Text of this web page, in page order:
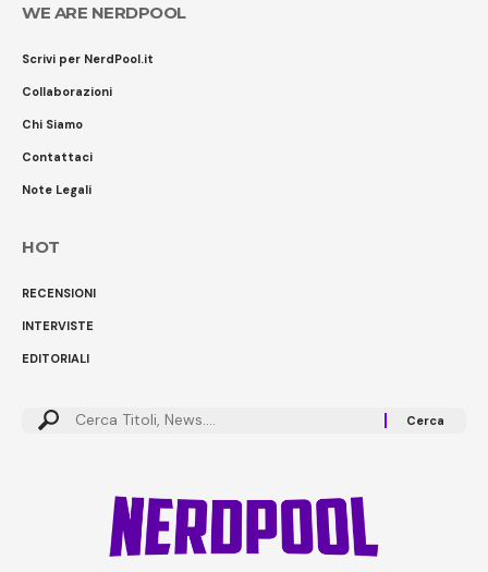
WE ARE NERDPOOL
Scrivi per NerdPool.it
Collaborazioni
Chi Siamo
Contattaci
Note Legali
HOT
RECENSIONI
INTERVISTE
EDITORIALI
Cerca: